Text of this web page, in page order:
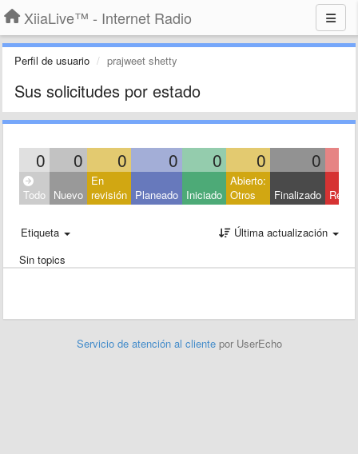
XiiaLive™ - Internet Radio
Perfil de usuario prajweet shetty
Sus solicitudes por estado
0 0 0 0 0 0 0
Todo Nuevo
En
revisión Planeado Iniciado
Abierto:
Otros
Finalizado
Etiqueta
Última actualización
Sin topics
Servicio de atención al cliente por UserEcho